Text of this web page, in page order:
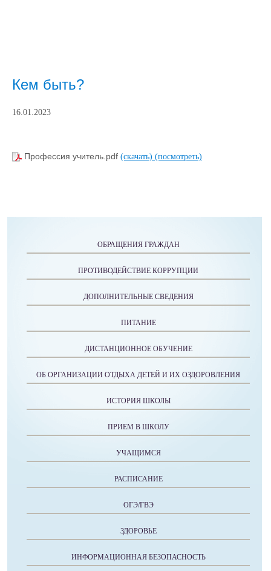
Кем быть?
16.01.2023
Профессия учитель.pdf (скачать) (посмотреть)
ОБРАЩЕНИЯ ГРАЖДАН
ПРОТИВОДЕЙСТВИЕ КОРРУПЦИИ
ДОПОЛНИТЕЛЬНЫЕ СВЕДЕНИЯ
ПИТАНИЕ
ДИСТАНЦИОННОЕ ОБУЧЕНИЕ
ОБ ОРГАНИЗАЦИИ ОТДЫХА ДЕТЕЙ И ИХ ОЗДОРОВЛЕНИЯ
ИСТОРИЯ ШКОЛЫ
ПРИЕМ В ШКОЛУ
УЧАЩИМСЯ
РАСПИСАНИЕ
ОГЭ/ГВЭ
ЗДОРОВЬЕ
ИНФОРМАЦИОННАЯ БЕЗОПАСНОСТЬ